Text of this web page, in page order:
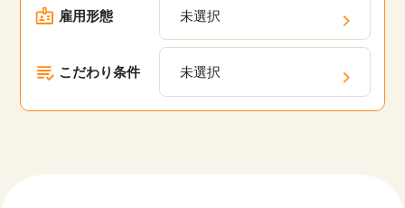
雇用形態 未選択
こだわり条件 未選択